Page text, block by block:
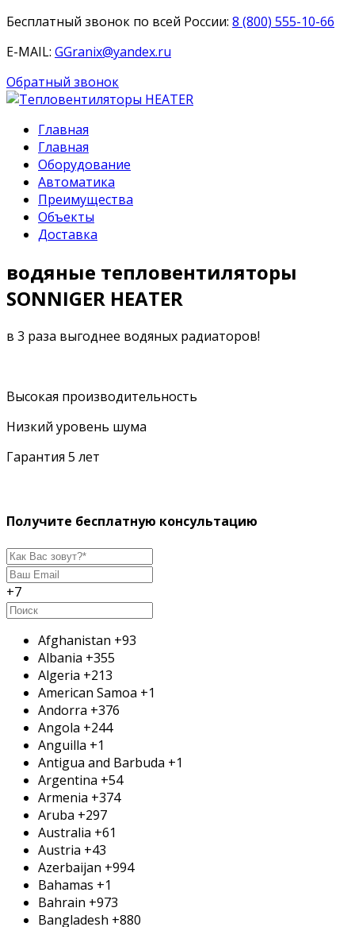
Бесплатный звонок по всей России: 8 (800) 555-10-66
E-MAIL: GGranix@yandex.ru
Обратный звонок
Главная
Главная
Оборудование
Автоматика
Преимущества
Объекты
Доставка
водяные тепловентиляторы
SONNIGER HEATER
в 3 раза выгоднее водяных радиаторов!
Высокая производительность
Низкий уровень шума
Гарантия 5 лет
Получите бесплатную консультацию
+7
Afghanistan +93
Albania +355
Algeria +213
American Samoa +1
Andorra +376
Angola +244
Anguilla +1
Antigua and Barbuda +1
Argentina +54
Armenia +374
Aruba +297
Australia +61
Austria +43
Azerbaijan +994
Bahamas +1
Bahrain +973
Bangladesh +880